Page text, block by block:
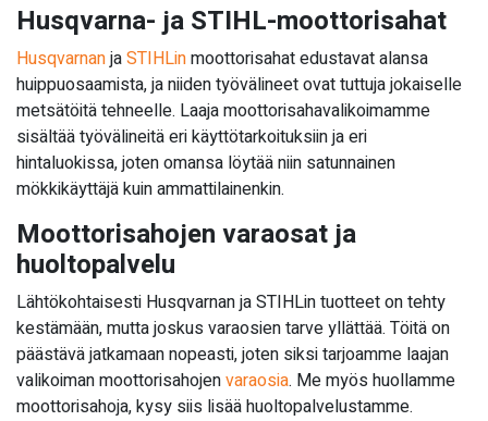
pikalukituskorkit ja
ilmansuodatinjärjestelmä
pitkällä huoltovälillä.
Husqvarna- ja STIHL-moottorisahat
HusqvarnanjaSTIHLinmoottorisahat edustavat alansa
huippuosaamista, ja niiden työvälineet ovat tuttuja jokaiselle
metsätöitä tehneelle. Laaja moottorisahavalikoimamme
sisältää työvälineitä eri käyttötarkoituksiin ja eri
hintaluokissa, joten omansa löytää niin satunnainen
mökkikäyttäjä kuin ammattilainenkin.
Moottorisahojen varaosat ja
huoltopalvelu
Lähtökohtaisesti Husqvarnan ja STIHLin tuotteet on tehty
kestämään, mutta joskus varaosien tarve yllättää. Töitä on
päästävä jatkamaan nopeasti, joten siksi tarjoamme laajan
valikoiman moottorisahojenvaraosia. Me myös huollamme
moottorisahoja, kysy siis lisää huoltopalvelustamme.